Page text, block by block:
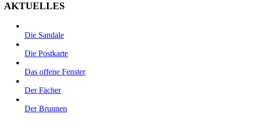
AKTUELLES
Die Sandale
Die Postkarte
Das offene Fenster
Der Fächer
Der Brunnen